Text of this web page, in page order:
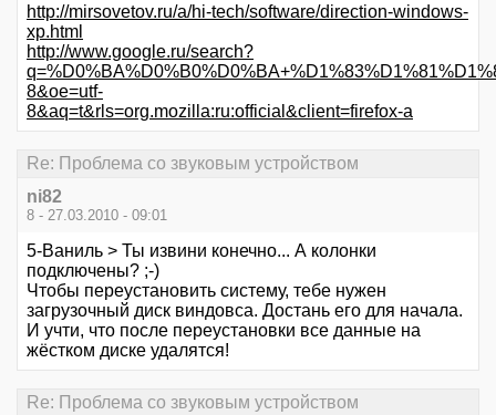
http://mirsovetov.ru/a/hi-tech/software/direction-windows-
xp.html
http://www.google.ru/search?
8&oe=utf-
8&aq=t&rls=org.mozilla:ru:official&client=firefox-a
Re: Проблема со звуковым устройством
ni82
8 - 27.03.2010 - 09:01
5-Ваниль > Ты извини конечно... А колонки
подключены? ;-)
Чтобы переустановить систему, тебе нужен
загрузочный диск виндовса. Достань его для начала.
И учти, что после переустановки все данные на
жёстком диске удалятся!
Re: Проблема со звуковым устройством